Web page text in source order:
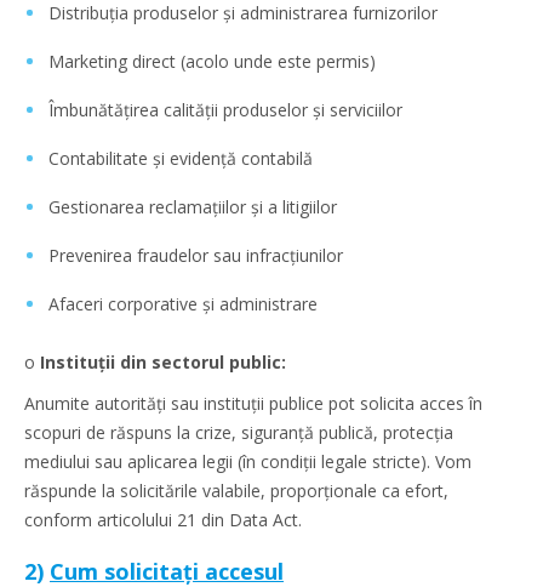
Distribuția produselor și administrarea furnizorilor
Marketing direct (acolo unde este permis)
Îmbunătățirea calității produselor și serviciilor
Contabilitate și evidență contabilă
Gestionarea reclamațiilor și a litigiilor
Prevenirea fraudelor sau infracțiunilor
Afaceri corporative și administrare
o Instituții din sectorul public:
Anumite autorități sau instituții publice pot solicita acces în
scopuri de răspuns la crize, siguranță publică, protecția
mediului sau aplicarea legii (în condiții legale stricte). Vom
răspunde la solicitările valabile, proporționale ca efort,
conform articolului 21 din Data Act.
2) Cum solicitați accesul